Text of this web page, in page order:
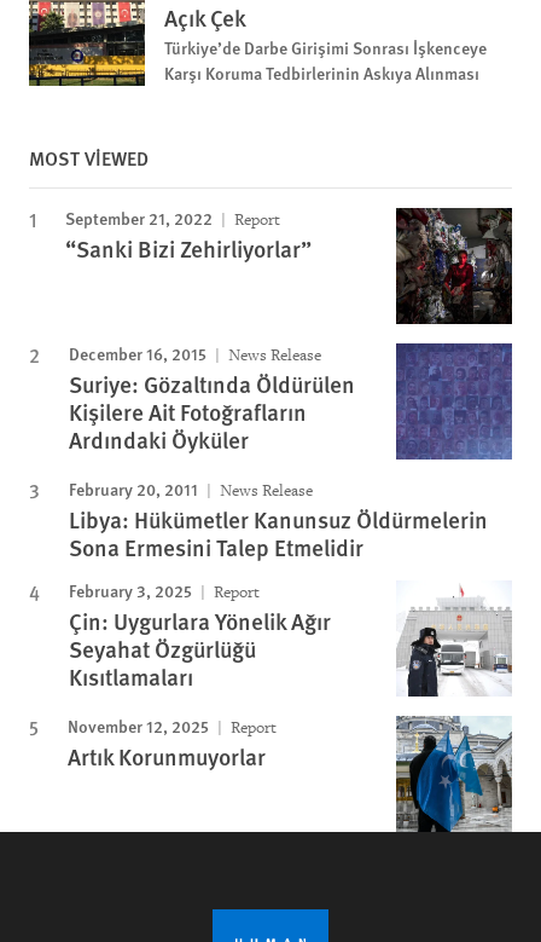
Açık Çek
Türkiye’de Darbe Girişimi Sonrası İşkenceye
Karşı Koruma Tedbirlerinin Askıya Alınması
MOST VIEWED
September 21, 2022 Report
“Sanki Bizi Zehirliyorlar”
December 16, 2015 News Release
Suriye: Gözaltında Öldürülen
Kişilere Ait Fotoğrafların
Ardındaki Öyküler
February 20, 2011 News Release
Libya: Hükümetler Kanunsuz Öldürmelerin
Sona Ermesini Talep Etmelidir
February 3, 2025 Report
Çin: Uygurlara Yönelik Ağır
Seyahat Özgürlüğü
Kısıtlamaları
November 12, 2025 Report
Artık Korunmuyorlar